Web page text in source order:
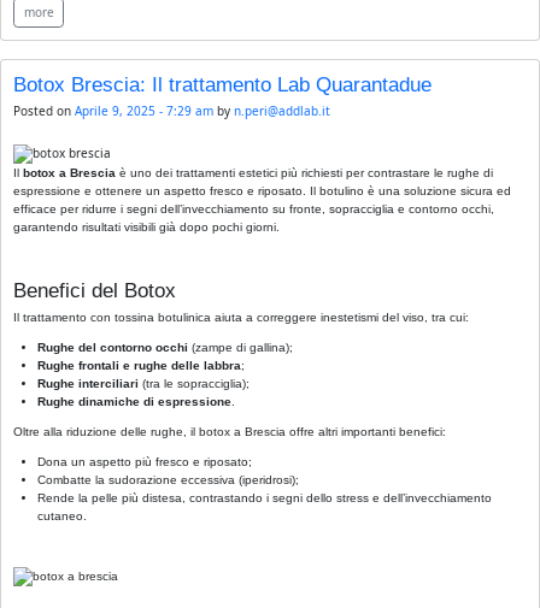
more
Botox Brescia: Il trattamento Lab Quarantadue
Posted on Aprile 9, 2025 - 7:29 am by n.peri@addlab.it
Il botox a Brescia è uno dei trattamenti estetici più richiesti per contrastare le rughe di
espressione e ottenere un aspetto fresco e riposato. Il botulino è una soluzione sicura ed
efficace per ridurre i segni dell’invecchiamento su fronte, sopracciglia e contorno occhi,
garantendo risultati visibili già dopo pochi giorni.
Benefici del Botox
Il trattamento con tossina botulinica aiuta a correggere inestetismi del viso, tra cui:
Rughe del contorno occhi (zampe di gallina);
Rughe frontali e rughe delle labbra;
Rughe interciliari (tra le sopracciglia);
Rughe dinamiche di espressione
Oltre alla riduzione delle rughe, il botox a Brescia offre altri importanti benefici:
Dona un aspetto più fresco e riposato;
Combatte la sudorazione eccessiva (iperidrosi);
Rende la pelle più distesa, contrastando i segni dello stress e dell’invecchiamento
cutaneo.